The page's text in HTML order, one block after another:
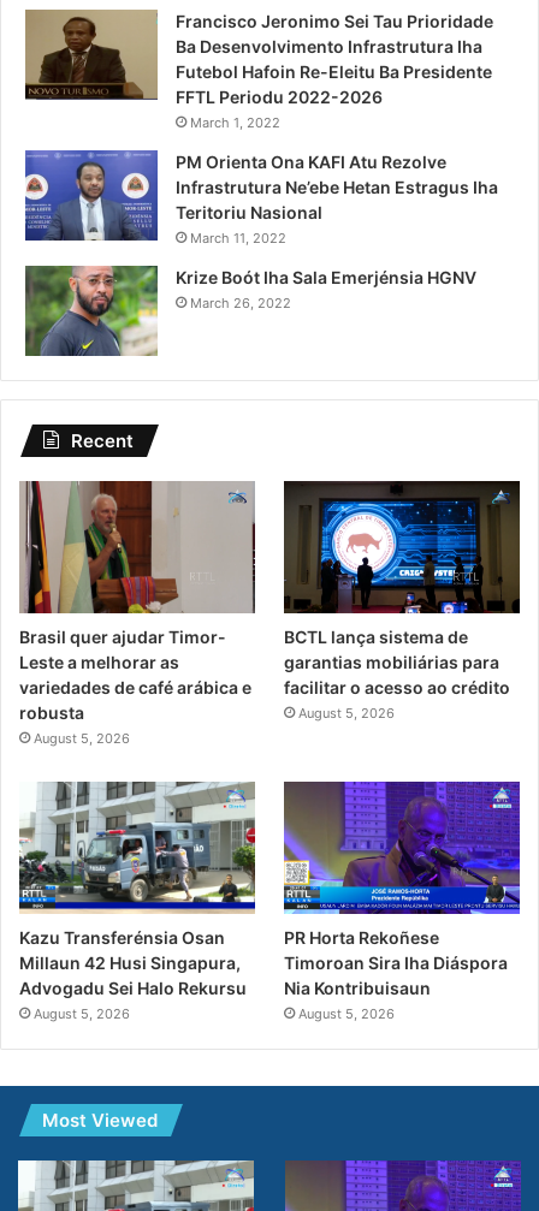
Francisco Jeronimo Sei Tau Prioridade
Ba Desenvolvimento Infrastrutura Iha
Futebol Hafoin Re-Eleitu Ba Presidente
FFTL Periodu 2022-2026
March 1, 2022
PM Orienta Ona KAFI Atu Rezolve
Infrastrutura Ne’ebe Hetan Estragus Iha
Teritoriu Nasional
March 11, 2022
Krize Boót Iha Sala Emerjénsia HGNV
March 26, 2022
Recent
Brasil quer ajudar Timor-
Leste a melhorar as
variedades de café arábica e
robusta
August 5, 2026
BCTL lança sistema de
garantias mobiliárias para
facilitar o acesso ao crédito
August 5, 2026
Kazu Transferénsia Osan
Millaun 42 Husi Singapura,
Advogadu Sei Halo Rekursu
August 5, 2026
PR Horta Rekoñese
Timoroan Sira Iha Diáspora
Nia Kontribuisaun
August 5, 2026
Most Viewed